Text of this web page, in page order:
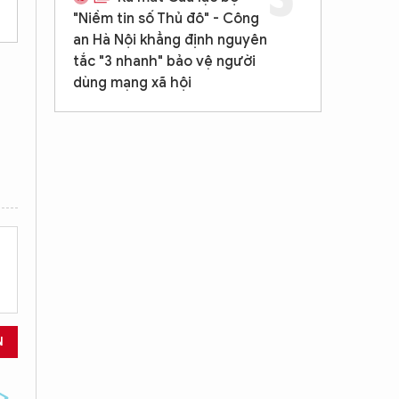
"Niềm tin số Thủ đô" - Công
an Hà Nội khẳng định nguyên
tắc "3 nhanh" bảo vệ người
dùng mạng xã hội